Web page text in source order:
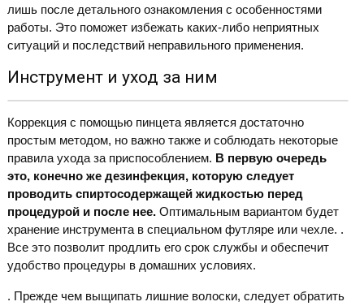
лишь после детального ознакомления с особенностями
работы. Это поможет избежать каких-либо неприятных
ситуаций и последствий неправильного применения.
Инструмент и уход за ним
Коррекция с помощью пинцета является достаточно
простым методом, но важно также и соблюдать некоторые
правила ухода за приспособлением. В первую очередь
это, конечно же дезинфекция, которую следует
проводить спиртосодержащей жидкостью перед
процедурой и после нее.Оптимальным вариантом будет
хранение инструмента в специальном футляре или чехле. .
Все это позволит продлить его срок службы и обеспечит
удобство процедуры в домашних условиях.
. Прежде чем выщипать лишние волоски, следует обратить